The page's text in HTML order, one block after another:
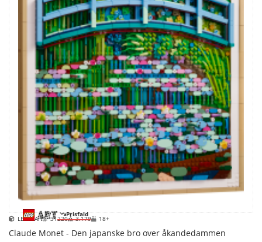
Prisfald
LEGO Art 31220 3.179 18+
Claude Monet - Den japanske bro over åkandedammen